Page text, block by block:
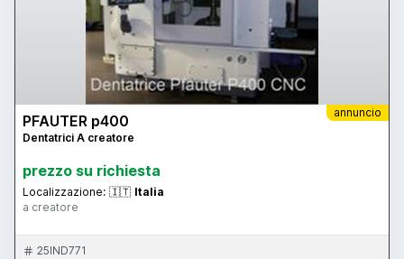
annuncio
PFAUTER p400
Dentatrici A creatore
prezzo su richiesta
Localizzazione: 🇮🇹 Italia
a creatore
25IND771